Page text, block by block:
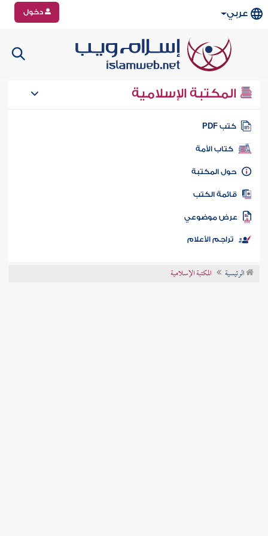
عربي دخول
المكتبة الإسلامية
كتب PDF
كتاب الأمة
المكتبة
الكتب
موضوعي
تراجم الأعلام
الرئيسية المكتبة الإسلامية